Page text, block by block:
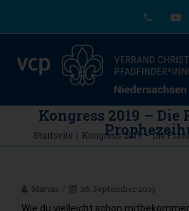
Kongress 2019 –
Startseite | Kongress 2019 – Die
Marvin 26. September 2019
Wie du vielleicht schon